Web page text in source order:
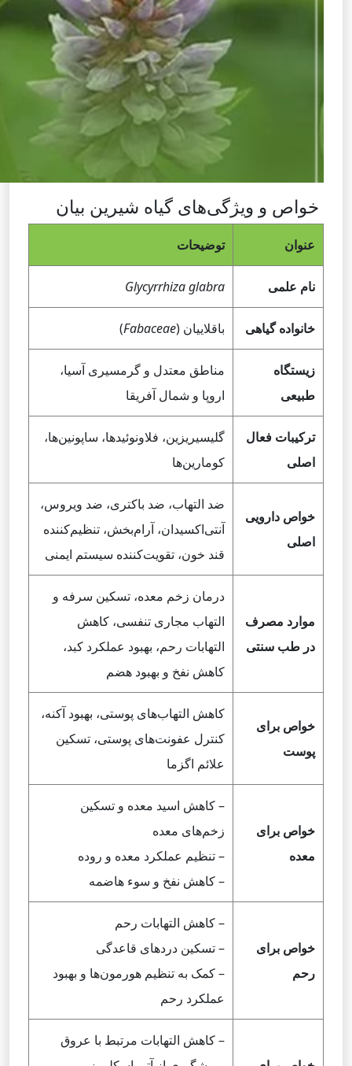
خواص و ویژگی‌های گیاه شیرین بیان
عنوان توضیحات
نام علمی Glycyrrhiza glabra
خانواده گیاهی باقلاییان (Fabaceae
)
زیستگاه
طبیعی
مناطق معتدل و گرمسیری آسیا،
اروپا و شمال آفریقا
ترکیبات فعال
اصلی
گلیسیریزین، فلاونوئیدها، ساپونین‌ها،
کومارین‌ها
خواص دارویی
اصلی
ضد التهاب، ضد باکتری، ضد ویروس،
آنتی‌اکسیدان، آرام‌بخش، تنظیم‌کننده
قند خون، تقویت‌کننده سیستم ایمنی
موارد مصرف
در طب سنتی
درمان زخم معده، تسکین سرفه و
التهاب مجاری تنفسی، کاهش
التهابات رحم، بهبود عملکرد کبد،
کاهش نفخ و بهبود هضم
خواص برای
پوست
کاهش التهاب‌های پوستی، بهبود آکنه،
کنترل عفونت‌های پوستی، تسکین
علائم اگزما
خواص برای
معده
– کاهش اسید معده و تسکین
زخم‌های معده
– تنظیم عملکرد معده و روده
– کاهش نفخ و سوء هاضمه
خواص برای
رحم
– کاهش التهابات رحم
– تسکین دردهای قاعدگی
– کمک به تنظیم هورمون‌ها و بهبود
عملکرد رحم
– کاهش التهابات مرتبط با عروق